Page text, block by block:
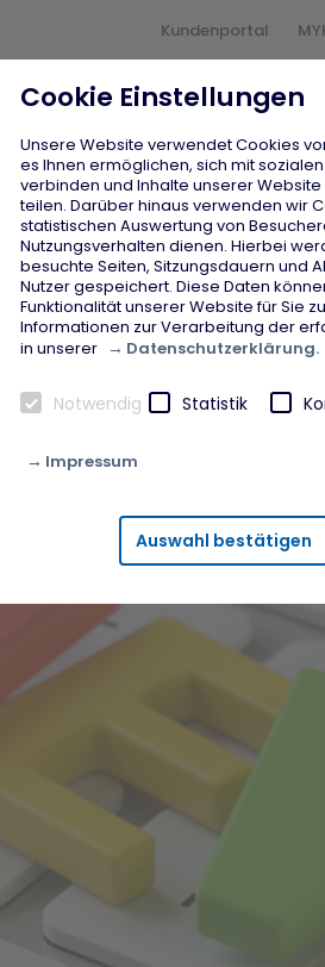
Cookie Einstellungen
Unsere Website verwendet Cookies
es Ihnen ermöglichen, sich mit
verbinden und Inhalte unserer
teilen. Darüber hinaus verwenden wir
statistischen Auswertung von
Nutzungsverhalten dienen. Hierbei
besuchte Seiten, Sitzungsdauern und
Nutzer gespeichert. Diese Daten
Funktionalität unserer Website für Sie
Informationen zur Verarbeitung der
in unserer
Datenschutzerklärung.
Notwendig Statistik
Impressum
Diese Cookies werden zur
Sicherheitsfunktionalitäten verwendet,
reibungslosen Betrieb der Seite
„eingeloggt bleiben“, damit wir Ihnen
Besuch der Seite eine schnellere
ermöglichen können.
Statistik
anonymisierte Daten und Statistiken,
Angebote stetig zu verbessern. Diese
beispielsweise, um die Entwicklung
nachvollziehen zu können.
Diese Cookies helfen uns, Ihnen die
zu erleichtern. So können wir
Suchbegriffe oder Webseiten-
speichern und Ihnen diese bei einem
Seite schnell wieder zur Verfügung
Auswahl bestätigen
Kundenportal